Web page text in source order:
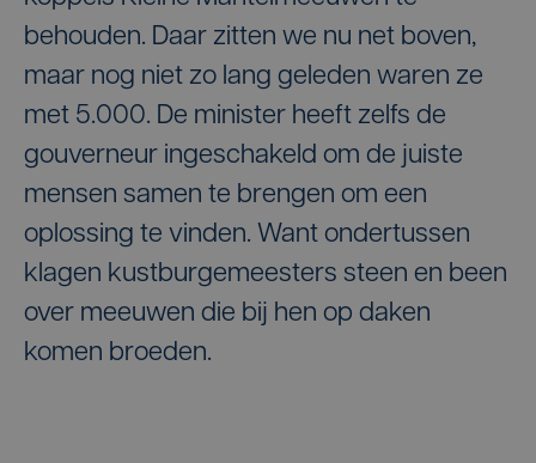
behouden. Daar zitten we nu net boven,
maar nog niet zo lang geleden waren ze
met 5.000. De minister heeft zelfs de
gouverneur ingeschakeld om de juiste
mensen samen te brengen om een
oplossing te vinden. Want ondertussen
klagen kustburgemeesters steen en been
over meeuwen die bij hen op daken
komen broeden.